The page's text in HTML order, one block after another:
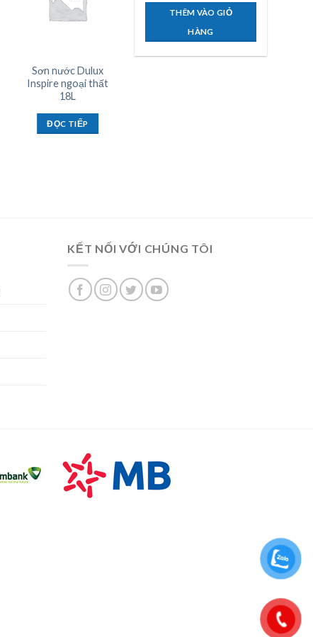
Sơn nước Dulux
Inspire ngoại thất
18L
ĐỌC TIẾP
THÊM VÀO GIỎ
HÀNG
KẾT NỐI VỚI CHÚNG TÔI